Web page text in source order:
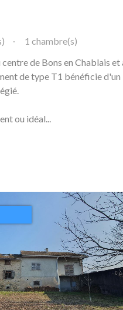
1 chambre(s)
de Bons en Chablais et
de type T1 bénéficie d'un
ou idéal...